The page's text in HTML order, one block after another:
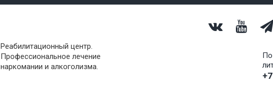
Реабилитационный центр.
Профессиональное лечение
наркомании и алкоголизма.
По